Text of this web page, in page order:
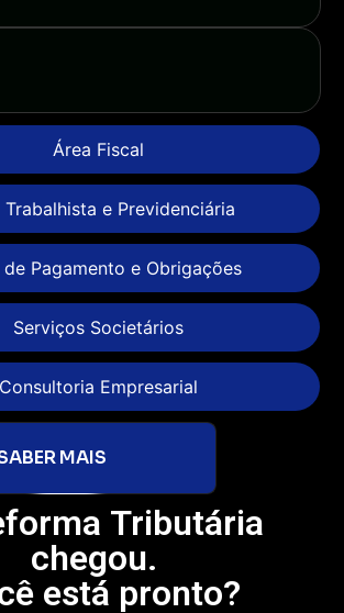
Área Fiscal
Trabalhista e Previdenciária
de Pagamento e Obrigações
Serviços Societários
Consultoria Empresarial
MAIS
Tributária
chegou.
está pronto?